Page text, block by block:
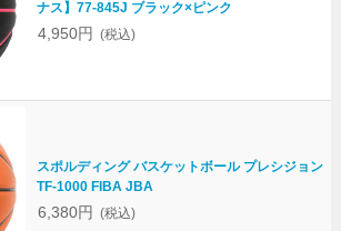
ナス】77-845J ブラック×ピンク
4,950円 (税込)
スポルディング バスケットボール プレシジョン
TF-1000 FIBA JBA
6,380円 (税込)